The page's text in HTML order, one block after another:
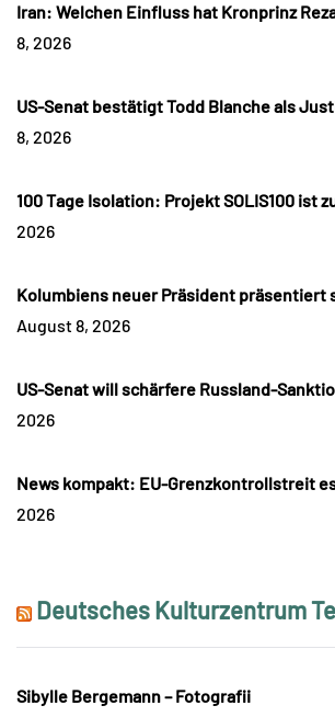
Iran: Welchen Einfluss hat Kronprinz
8, 2026
US-Senat bestätigt Todd Blanche als
8, 2026
100 Tage Isolation: Projekt SOLIS100 ist
2026
Kolumbiens neuer Präsident präsentiert
August 8, 2026
US-Senat will schärfere Russland-
2026
News kompakt: EU-Grenzkontrollstreit
2026
Deutsches Kulturzentrum
Sibylle Bergemann – Fotografii